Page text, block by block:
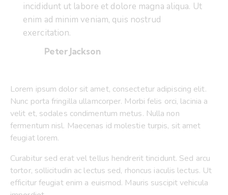
incididunt ut labore et dolore magna aliqua. Ut
enim ad minim veniam, quis nostrud
exercitation.
Peter Jackson
Lorem ipsum dolor sit amet, consectetur adipiscing elit.
Nunc porta fringilla ullamcorper. Morbi felis orci, lacinia a
velit et, sodales condimentum metus. Nulla non
fermentum nisl. Maecenas id molestie turpis, sit amet
feugiat lorem.
Curabitur sed erat vel tellus hendrerit tincidunt. Sed arcu
tortor, sollicitudin ac lectus sed, rhoncus iaculis lectus. Ut
efficitur feugiat enim a euismod. Mauris suscipit vehicula